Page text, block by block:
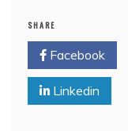
SHARE
Facebook
Linkedin